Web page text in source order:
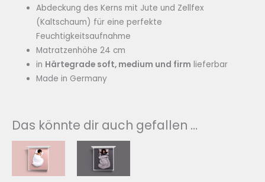
Abdeckung des Kerns mit Jute und Zellfex
(Kaltschaum) für eine perfekte
Feuchtigkeitsaufnahme
Matratzenhöhe 24 cm
in Härtegrade soft, medium und firm lieferbar
Made in Germany
Das könnte dir auch gefallen …